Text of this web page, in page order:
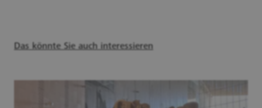
Das könnte Sie auch interessieren